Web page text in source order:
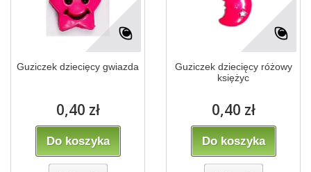
Guziczek dziecięcy gwiazda
0,40 zł
Do koszyka
Guziczek dziecięcy różowy
księżyc
0,40 zł
Do koszyka